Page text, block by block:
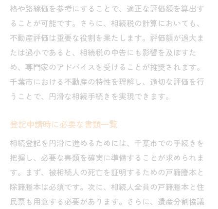
格や路線価を参考にすることで、適正な評価額を算出す
ることが可能です。さらに、相続税の計算においても、
不動産評価は重要な役割を果たします。評価額が過大ま
たは過小であると、相続税の申告にも影響を及ぼすた
め、専門家のアドバイスを受けることが推奨されます。
千葉市における不動産の特性を理解し、適切な評価を行
うことで、円滑な相続手続きを実現できます。
登記申請時に必要な書類一覧
相続登記を円滑に進めるためには、千葉市での手続きを
把握し、必要な書類を確実に準備することが求められま
す。まず、被相続人の死亡を証明するための戸籍謄本と
除籍謄本は必須です。次に、相続人全員の戸籍謄本と住
民票も用意する必要があります。さらに、遺産分割協議